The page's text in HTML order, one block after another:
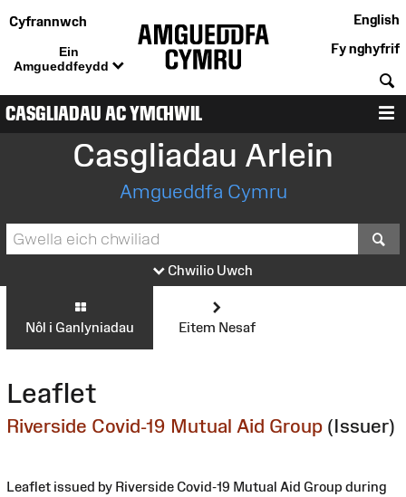
Cyfrannwch
Ein
Amgueddfeydd
English
Fy nghyfrif
CASGLIADAU AC YMCHWIL
Casgliadau Arlein
Amgueddfa Cymru
Chwilio Uwch
Nôl i Ganlyniadau Eitem Nesaf
Leaflet
Riverside Covid-19 Mutual Aid Group (Issuer)
Leaflet issued by Riverside Covid-19 Mutual Aid Group during